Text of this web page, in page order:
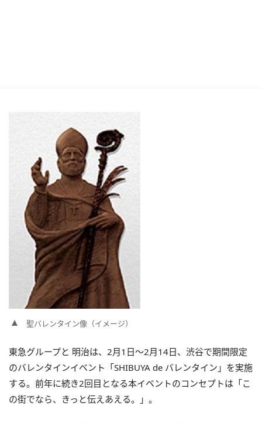
聖バレンタイン像（イメージ）
東急グループと 明治は、2月1日～2月14日、渋谷で期間限定
のバレンタインイベント「SHIBUYA de バレンタイン」を実施
する。前年に続き2回目となる本イベントのコンセプトは「こ
の街でなら、きっと伝えあえる。」。